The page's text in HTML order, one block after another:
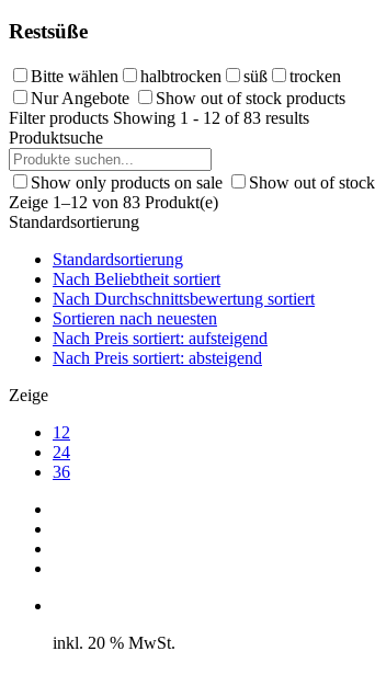
Restsüße
Bitte wählen halbtrocken süß
trocken
Nur Angebote
Show out of stock products
Filter products Showing 1 - 12 of 83 results
Produktsuche
Show only products on sale
Show out of
Zeige 1–12 von 83 Produkt(e)
Standardsortierung
Standardsortierung
Nach Beliebtheit sortiert
Nach Durchschnittsbewertung sortiert
Sortieren nach neuesten
Nach Preis sortiert: aufsteigend
Nach Preis sortiert: absteigend
Zeige
12
24
36
inkl. 20 % MwSt.